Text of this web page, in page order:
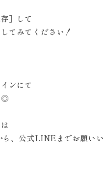
］して
てみてください！
ンにて
◎
、公式LINEまでお願いい